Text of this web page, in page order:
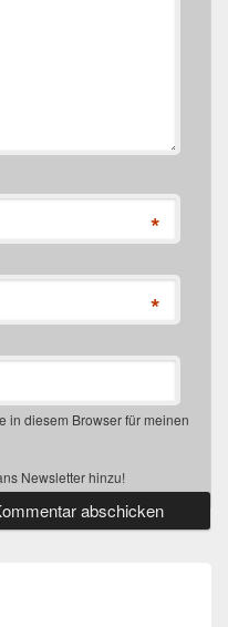
*
*
in diesem Browser für meinen
Newsletter hinzu!